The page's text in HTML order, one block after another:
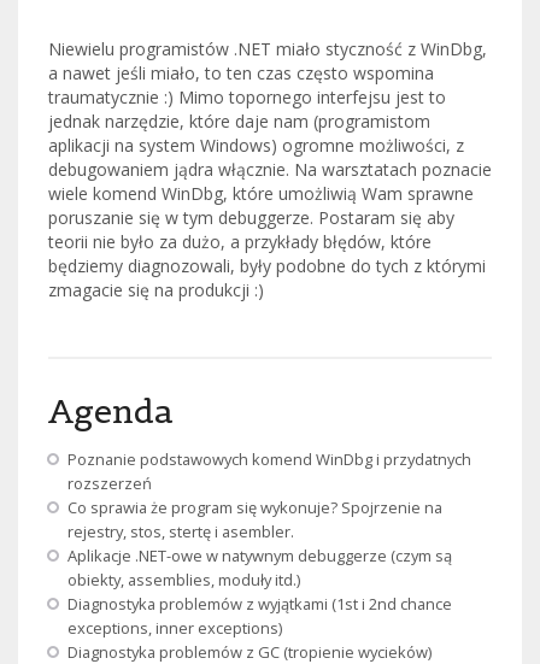
Niewielu programistów .NET miało styczność z WinDbg,
a nawet jeśli miało, to ten czas często wspomina
traumatycznie :) Mimo topornego interfejsu jest to
jednak narzędzie, które daje nam (programistom
aplikacji na system Windows) ogromne możliwości, z
debugowaniem jądra włącznie. Na warsztatach poznacie
wiele komend WinDbg, które umożliwią Wam sprawne
poruszanie się w tym debuggerze. Postaram się aby
teorii nie było za dużo, a przykłady błędów, które
będziemy diagnozowali, były podobne do tych z którymi
zmagacie się na produkcji :)
Agenda
Poznanie podstawowych komend WinDbg i przydatnych
rozszerzeń
Co sprawia że program się wykonuje? Spojrzenie na
rejestry, stos, stertę i asembler.
Aplikacje .NET-owe w natywnym debuggerze (czym są
obiekty, assemblies, moduły itd.)
Diagnostyka problemów z wyjątkami (1st i 2nd chance
exceptions, inner exceptions)
Diagnostyka problemów z GC (tropienie wycieków)